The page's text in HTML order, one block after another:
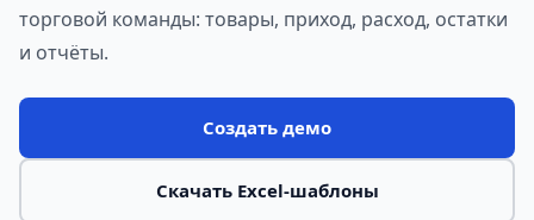
торговой команды: товары, приход, расход, остатки
и отчёты.
Создать демо
Скачать Excel-шаблоны